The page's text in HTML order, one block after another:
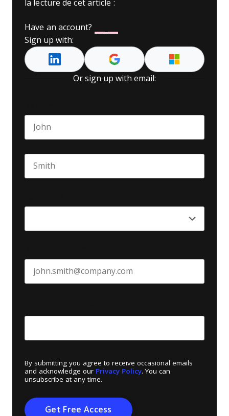
la lecture de cet article :
Have an account?
Sign up with:
Or sign up with email:
By submitting you agree to receive occasional emails
and acknowledge our Privacy Policy. You can
unsubscribe at any time.